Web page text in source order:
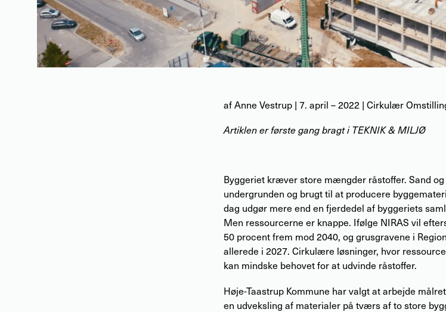
afAnne Vestrup| 7. april – 2022 | Cirkulær
Artiklen er første gang bragt i TEKNIK & MILJØ
Byggeriet kræver store mængder råstoffer. Sand
undergrunden og brugt til at producere
dag udgør mere end en fjerdedel af byggeriets
Men ressourcerne er knappe. Ifølge NIRAS vil
50 procent frem mod 2040, og grusgravene i
allerede i 2027. Cirkulære løsninger, hvor
kan mindske behovet for at udvinde råstoffer.
Høje-Taastrup Kommune har valgt at arbejde
en udveksling af materialer på tværs af to store